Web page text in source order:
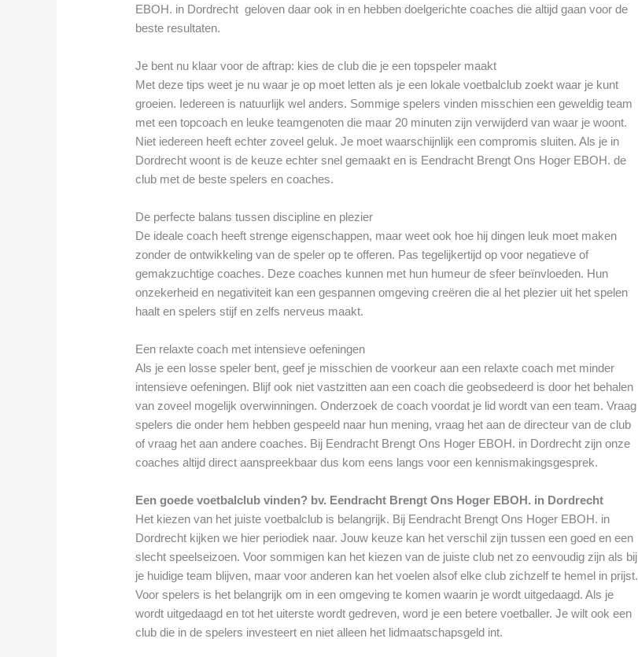
EBOH. in Dordrecht geloven daar ook in en hebben doelgerichte coaches die altijd gaan voor de
beste resultaten.
Je bent nu klaar voor de aftrap: kies de club die je een topspeler maakt
Met deze tips weet je nu waar je op moet letten als je een lokale voetbalclub zoekt waar je kunt
groeien. Iedereen is natuurlijk wel anders. Sommige spelers vinden misschien een geweldig team
met een topcoach en leuke teamgenoten die maar 20 minuten zijn verwijderd van waar je woont.
Niet iedereen heeft echter zoveel geluk. Je moet waarschijnlijk een compromis sluiten. Als je in
Dordrecht woont is de keuze echter snel gemaakt en is Eendracht Brengt Ons Hoger EBOH. de
club met de beste spelers en coaches.
De perfecte balans tussen discipline en plezier
De ideale coach heeft strenge eigenschappen, maar weet ook hoe hij dingen leuk moet maken
zonder de ontwikkeling van de speler op te offeren. Pas tegelijkertijd op voor negatieve of
gemakzuchtige coaches. Deze coaches kunnen met hun humeur de sfeer beïnvloeden. Hun
onzekerheid en negativiteit kan een gespannen omgeving creëren die al het plezier uit het spelen
haalt en spelers stijf en zelfs nerveus maakt.
Een relaxte coach met intensieve oefeningen
Als je een losse speler bent, geef je misschien de voorkeur aan een relaxte coach met minder
intensieve oefeningen. Blijf ook niet vastzitten aan een coach die geobsedeerd is door het behalen
van zoveel mogelijk overwinningen. Onderzoek de coach voordat je lid wordt van een team. Vraag
spelers die onder hem hebben gespeeld naar hun mening, vraag het aan de directeur van de club
of vraag het aan andere coaches. Bij Eendracht Brengt Ons Hoger EBOH. in Dordrecht zijn onze
coaches altijd direct aanspreekbaar dus kom eens langs voor een kennismakingsgesprek.
Een goede voetbalclub vinden? bv. Eendracht Brengt Ons Hoger EBOH. in Dordrecht
Het kiezen van het juiste voetbalclub is belangrijk. Bij Eendracht Brengt Ons Hoger EBOH. in
Dordrecht kijken we hier periodiek naar. Jouw keuze kan het verschil zijn tussen een goed en een
slecht speelseizoen. Voor sommigen kan het kiezen van de juiste club net zo eenvoudig zijn als bij
je huidige team blijven, maar voor anderen kan het voelen alsof elke club zichzelf te hemel in prijst.
Voor spelers is het belangrijk om in een omgeving te komen waarin je wordt uitgedaagd. Als je
wordt uitgedaagd en tot het uiterste wordt gedreven, word je een betere voetballer. Je wilt ook een
club die in de spelers investeert en niet alleen het lidmaatschapsgeld int.